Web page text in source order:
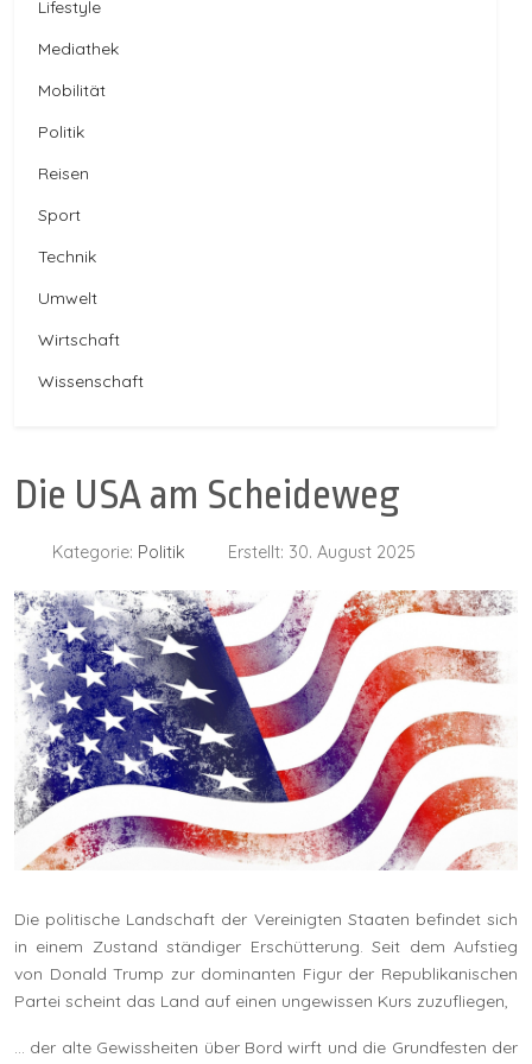
Lifestyle
Mediathek
Mobilität
Politik
Reisen
Sport
Technik
Umwelt
Wirtschaft
Wissenschaft
Die USA am Scheideweg
Kategorie: Politik Erstellt: 30. August 2025
Die politische Landschaft der Vereinigten Staaten befindet sich
in einem Zustand ständiger Erschütterung. Seit dem Aufstieg
von Donald Trump zur dominanten Figur der Republikanischen
Partei scheint das Land auf einen ungewissen Kurs zuzufliegen,
… der alte Gewissheiten über Bord wirft und die Grundfesten der